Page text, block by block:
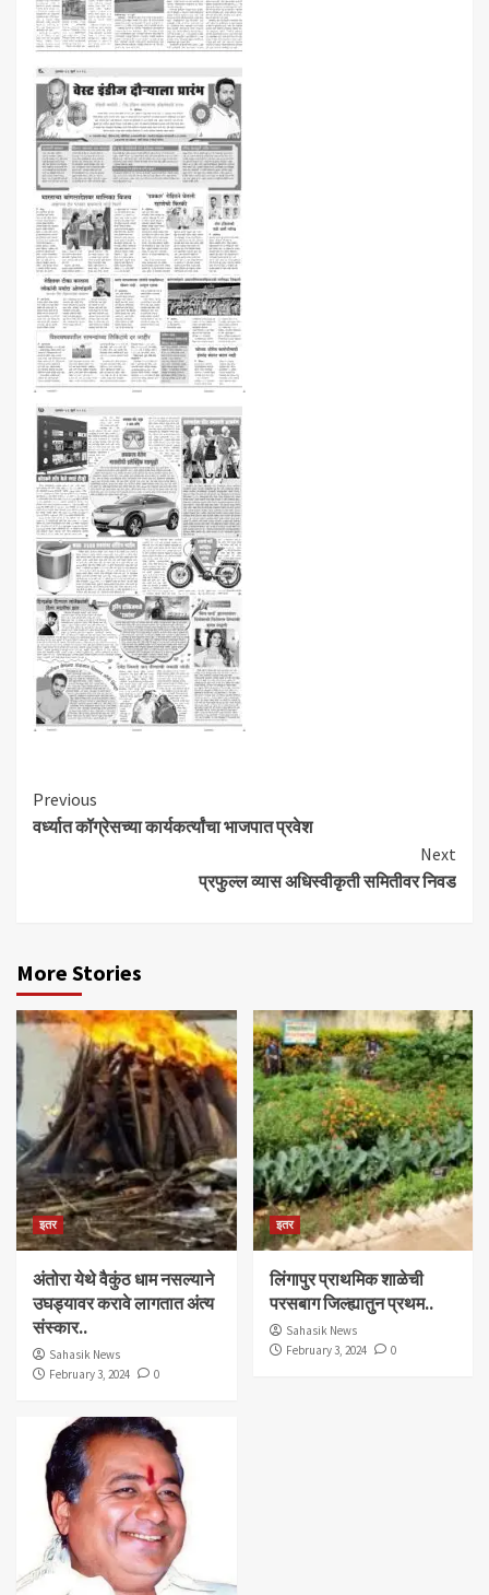
Continue
Reading
Previous
वर्ध्यात कॉग्रेसच्या कार्यकर्त्यांचा भाजपात प्रवेश
Next
प्रफुल्ल व्यास अधिस्वीकृती समितीवर निवड
More Stories
इतर
अंतोरा येथे वैकुंठ धाम नसल्याने
उघड्यावर करावे लागतात अंत्य
संस्कार..
Sahasik News
February 3, 2024
0
इतर
लिंगापुर प्राथमिक शाळेची
परसबाग जिल्ह्यातुन प्रथम..
Sahasik News
February 3, 2024
0